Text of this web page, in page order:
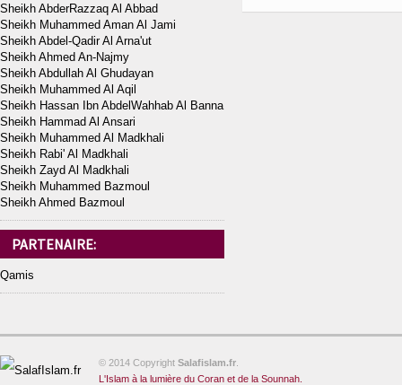
Sheikh AbderRazzaq Al Abbad
Sheikh Muhammed Aman Al Jami
Sheikh Abdel-Qadir Al Arna'ut
Sheikh Ahmed An-Najmy
Sheikh Abdullah Al Ghudayan
Sheikh Muhammed Al Aqil
Sheikh Hassan Ibn AbdelWahhab Al Banna
Sheikh Hammad Al Ansari
Sheikh Muhammed Al Madkhali
Sheikh Rabi' Al Madkhali
Sheikh Zayd Al Madkhali
Sheikh Muhammed Bazmoul
Sheikh Ahmed Bazmoul
PARTENAIRE:
Qamis
© 2014 Copyright Salafislam.fr
L'Islam à la lumière du Coran et de la Sounnah.